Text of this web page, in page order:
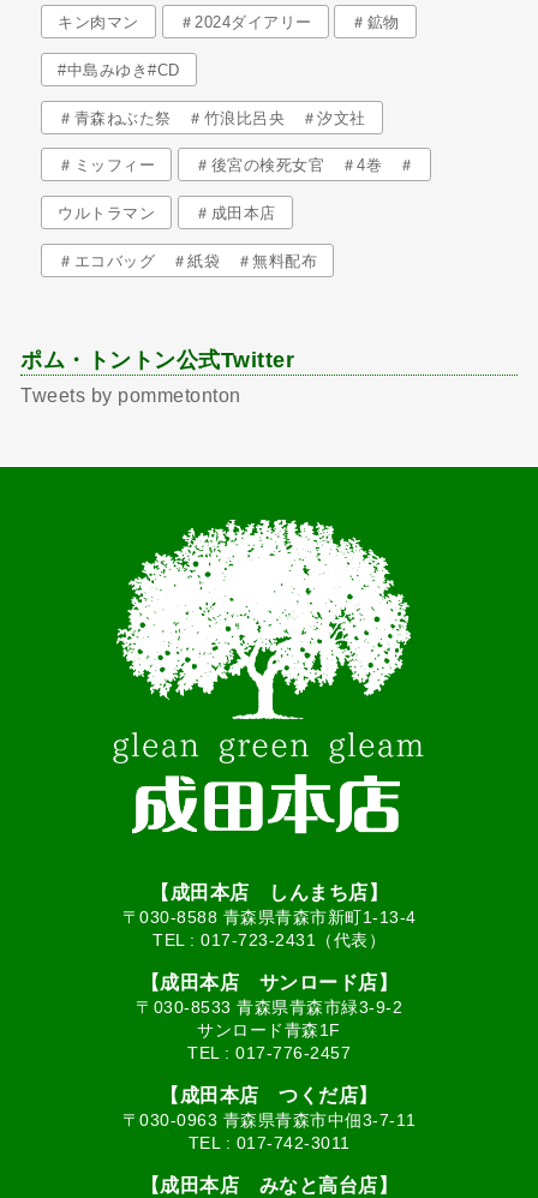
キン肉マン ＃2024ダイアリー ＃鉱物
#中島みゆき#CD
＃青森ねぶた祭 ＃竹浪比呂央 ＃汐文社
＃ミッフィー ＃後宮の検死女官 ＃4巻 ＃
ウルトラマン ＃成田本店
＃エコバッグ ＃紙袋 ＃無料配布
ポム・トントン公式Twitter
Tweets by pommetonton
【成田本店 しんまち店】
〒030-8588 青森県青森市新町1-13-4
TEL : 017-723-2431（代表）
【成田本店 サンロード店】
〒030-8533 青森県青森市緑3-9-2
サンロード青森1F
TEL : 017-776-2457
【成田本店 つくだ店】
〒030-0963 青森県青森市中佃3-7-11
TEL : 017-742-3011
【成田本店 みなと高台店】